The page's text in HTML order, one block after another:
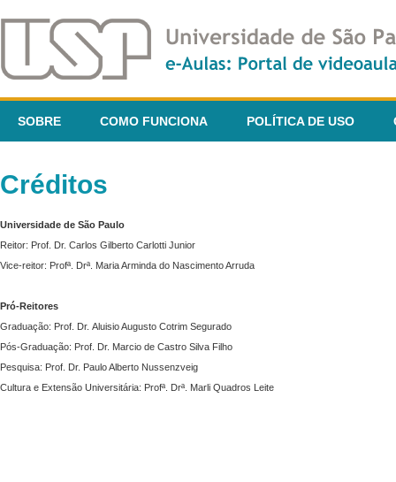
SOBRE COMO FUNCIONA POLÍTICA DE USO
Créditos
Universidade de São Paulo
Reitor: Prof. Dr. Carlos Gilberto Carlotti Junior
Vice-reitor: Profª. Drª. Maria Arminda do Nascimento Arruda
Pró-Reitores
Graduação: Prof. Dr. Aluisio Augusto Cotrim Segurado
Pós-Graduação: Prof. Dr. Marcio de Castro Silva Filho
Pesquisa: Prof. Dr. Paulo Alberto Nussenzveig
Cultura e Extensão Universitária: Profª. Drª. Marli Quadros Leite